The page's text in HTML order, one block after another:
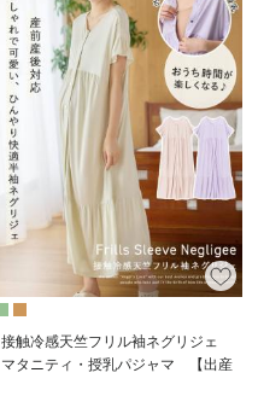
接触冷感天竺フリル袖ネグリジェ
マタニティ・授乳パジャマ 【出産